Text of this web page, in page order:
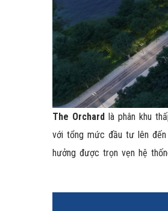
The Orchard là phân khu
với tổng mức đầu tư lên
hưởng được trọn vẹn hệ